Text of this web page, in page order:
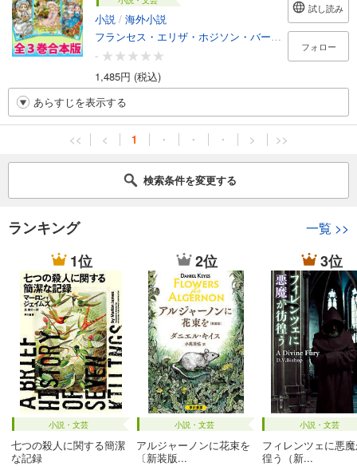
小説 / 海外小説
フランセス・エリザ・ホジソン・バーネット
/谷口由美
-
1,485円 (税込)
試し読み
フォロー
あらすじを表示する
<< < 1 ・ ・ ・ > >>
検索条件を変更する
ランキング 一覧 >>
1位
小説・文芸
七つの殺人に関する簡潔
な記録
2位
小説・文芸
アルジャーノンに花束を
〔新装版...
3位
小説・文芸
フィレンツェに悪
徨う（新...